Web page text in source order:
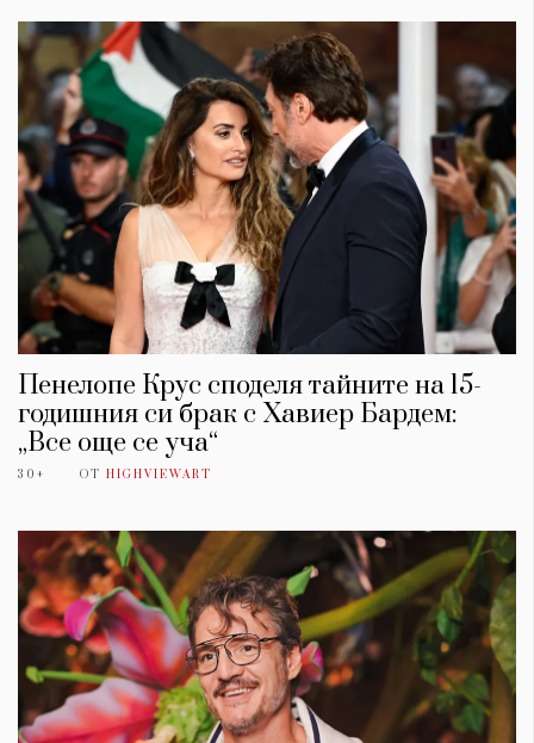
Пенелопе Крус споделя тайните на 15-
годишния си брак с Хавиер Бардем:
„Все още се уча“
30+ ОТ HIGHVIEWART